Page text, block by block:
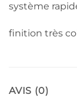
système
finition très
AVIS (0)